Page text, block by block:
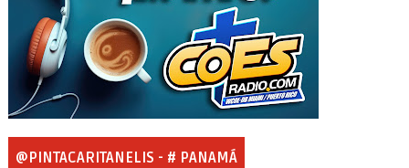
@PINTACARITANELIS - # PANAMÁ